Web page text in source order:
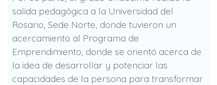
salida pedagógica a la Universidad del
Rosario, Sede Norte, donde tuvieron un
acercamiento al Programa de
Emprendimiento, donde se orientó acerca de
la idea de desarrollar y potenciar las
capacidades de la persona para transformar